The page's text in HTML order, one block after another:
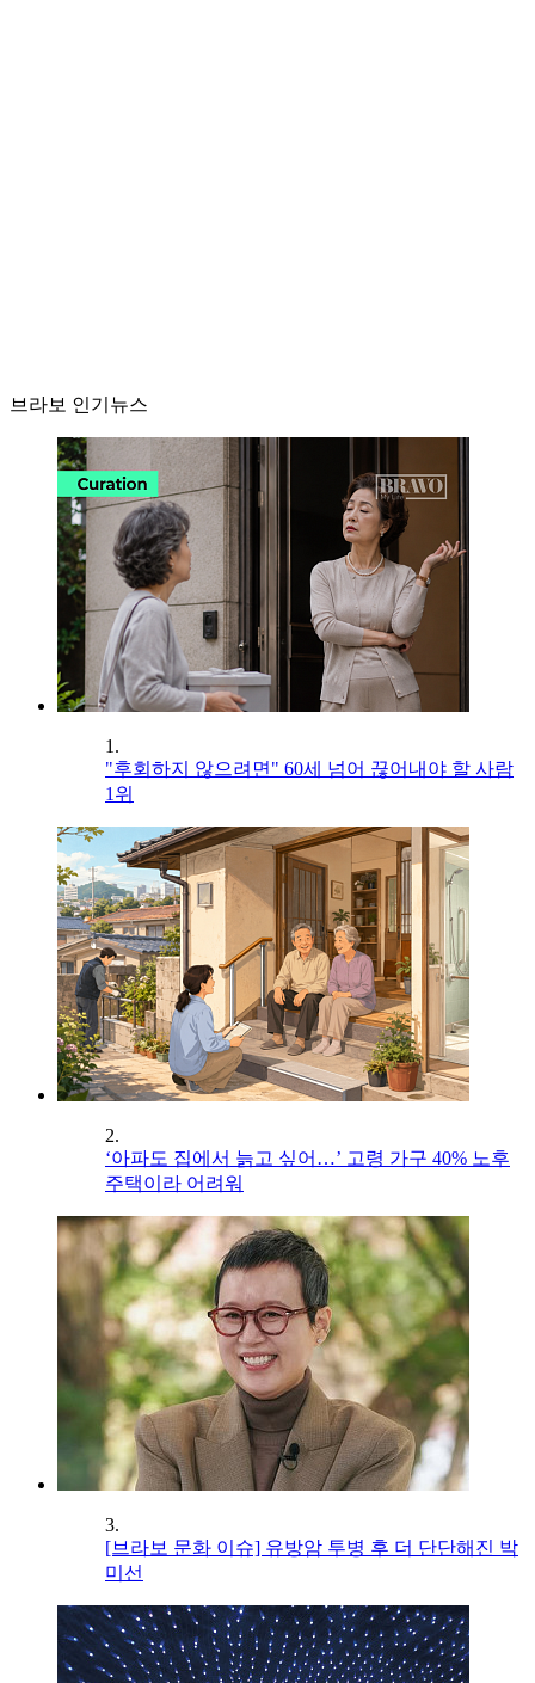
브라보 인기뉴스
1.
"후회하지 않으려면" 60세 넘어 끊어내야 할 사람
1위
2.
‘아파도 집에서 늙고 싶어…’ 고령 가구 40% 노후
주택이라 어려워
3.
[브라보 문화 이슈] 유방암 투병 후 더 단단해진 박
미선